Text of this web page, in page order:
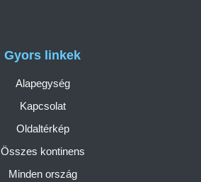
Gyors linkek
Alapegység
Kapcsolat
Oldaltérkép
Összes kontinens
Minden ország